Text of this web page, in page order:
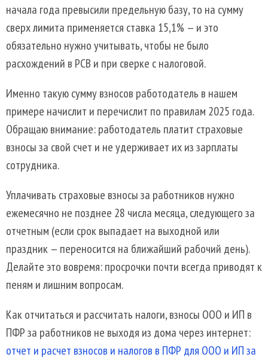
начала года превысили предельную базу, то на сумму
сверх лимита применяется ставка 15,1% — и это
обязательно нужно учитывать, чтобы не было
расхождений в РСВ и при сверке с налоговой.
Именно такую сумму взносов работодатель в нашем
примере начислит и перечислит по правилам 2025 года.
Обращаю внимание: работодатель платит страховые
взносы за свой счет и не удерживает их из зарплаты
сотрудника.
Уплачивать страховые взносы за работников нужно
ежемесячно не позднее 28 числа месяца, следующего за
отчетным (если срок выпадает на выходной или
праздник — переносится на ближайший рабочий день).
Делайте это вовремя: просрочки почти всегда приводят к
пеням и лишним вопросам.
Как отчитаться и рассчитать налоги, взносы ООО и ИП в
ПФР за работников не выходя из дома через интернет:
отчет и расчет взносов и налогов в ПФР для ООО и ИП за